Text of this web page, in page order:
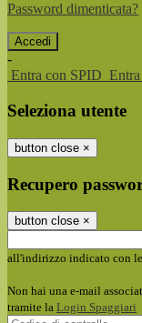
Password dimenticata?
-
Entra con SPID
Seleziona utente
button close ×
Recupero
button close ×
all'indirizzo indicato con
Non hai una e-mail
tramite la Login Spaggiari